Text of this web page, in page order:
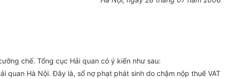
chế. Tổng cục Hải quan có ý kiến như sau:
Hà Nội. Đây là, số nợ phạt phát sinh do chậm nộp thuế VAT